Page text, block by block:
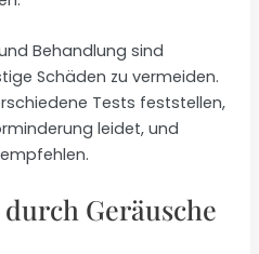
Behandlung sind
Schäden zu vermeiden.
Tests feststellen,
leidet, und
Geräusche